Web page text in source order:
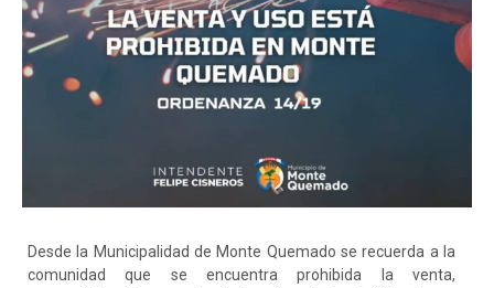
Desde la Municipalidad de Monte Quemado se recuerda a la
comunidad que se encuentra prohibida la venta,